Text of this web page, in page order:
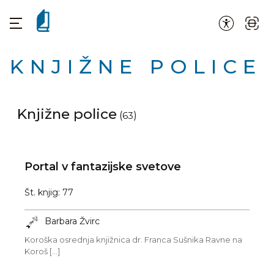
KNJIŽNE POLICE
Knjižne police (63)
Portal v fantazijske svetove
Št. knjig: 77
Barbara Žvirc
Koroška osrednja knjižnica dr. Franca Sušnika Ravne na
Koroš [...]